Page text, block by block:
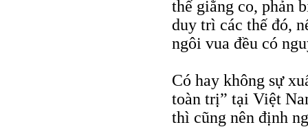
thế giằng co, phản
duy trì các thế đó,
ngôi vua đều có
Có hay không sự
toàn trị” tại Việt
thì cũng nên định